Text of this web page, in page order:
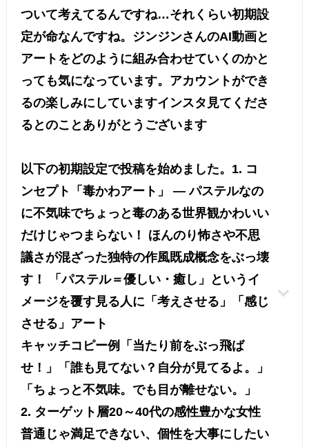
ついて考えてるんですね…それくらい初期設
定が命なんですね。ジンジンさんのAI動画と
アートをどのように組み合わせていくのかと
っても気になっています。アカウントができ
るの楽しみにしていますインスタ見てくださ
るとのことありがとうございます
以下の初期設定で投稿を始めました。1. コ
ンセプト「毒かわアート」 — パステルなの
に不気味でちょっと毒のある世界観かわいい
だけじゃつまらない！ ほんのり怖さや不思
議さが混ざった独特の作風既成概念をぶっ壊
す！ 「パステル＝優しい・癒し」というイ
メージを覆す見る人に「考えさせる」「感じ
させる」アート
キャッチコピー例「当たり前をぶっ飛ば
せ！」「誰も見てない？自分が見てるよ。」
「ちょっと不気味。でも目が離せない。」
2. ターゲット層20～40代の感性豊かな女性
普通じゃ満足できない、個性を大事にしたい